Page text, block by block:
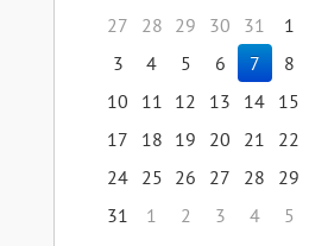
27
28 29 30 31 1
3
4 5 6 7 8
10
11 12 13 14 15
17
18 19 20 21 22
24 25 26 27 28 29
31
1 2 3 4 5